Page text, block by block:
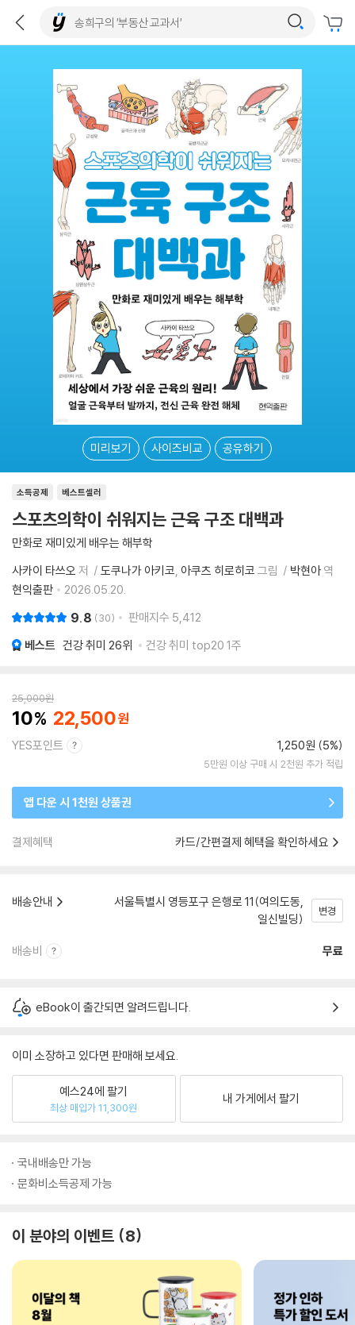
미리보기 사이즈비교 공유하기
소득공제 베스트셀러
스포츠의학이 쉬워지는 근육 구조 대백과
만화로 재미있게 배우는 해부학
사카이 타쓰오 저 도쿠나가 아키코 아쿠츠 히로히코 그림 박현아역
현익출판
2026.05.20.
9.8 30 판매지수 5,412
베스트 건강 취미 26위 건강 취미 top20 1주
25,000원
10 22,500
YES포인트 1,250원 (5%)
5만원 이상 구매 시 2천원 추가 적립
앱 다운 시 1천원 상품권
결제혜택 카드/간편결제 혜택을 확인하세요
배송안내
서울특별시 영등포구 은행로 11(여의도동,
일신빌딩)
변경
배송비 무료
eBook이 출간되면 알려드립니다.
이미 소장하고 있다면 판매해 보세요.
예스24에 팔기
최상 매입가 11,300원
내 가게에서 팔기
국내배송만 가능
문화비소득공제 가능
이 분야의 이벤트 8